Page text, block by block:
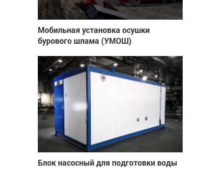
Мобильная установка осушки
бурового шлама (УМОШ)
Блок насосный для подготовки воды